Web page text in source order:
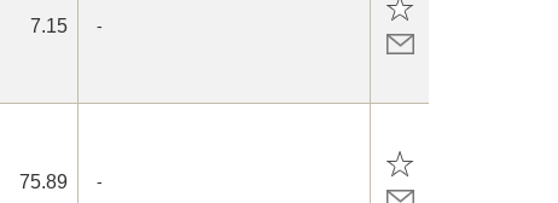
7.15 -
75.89 -